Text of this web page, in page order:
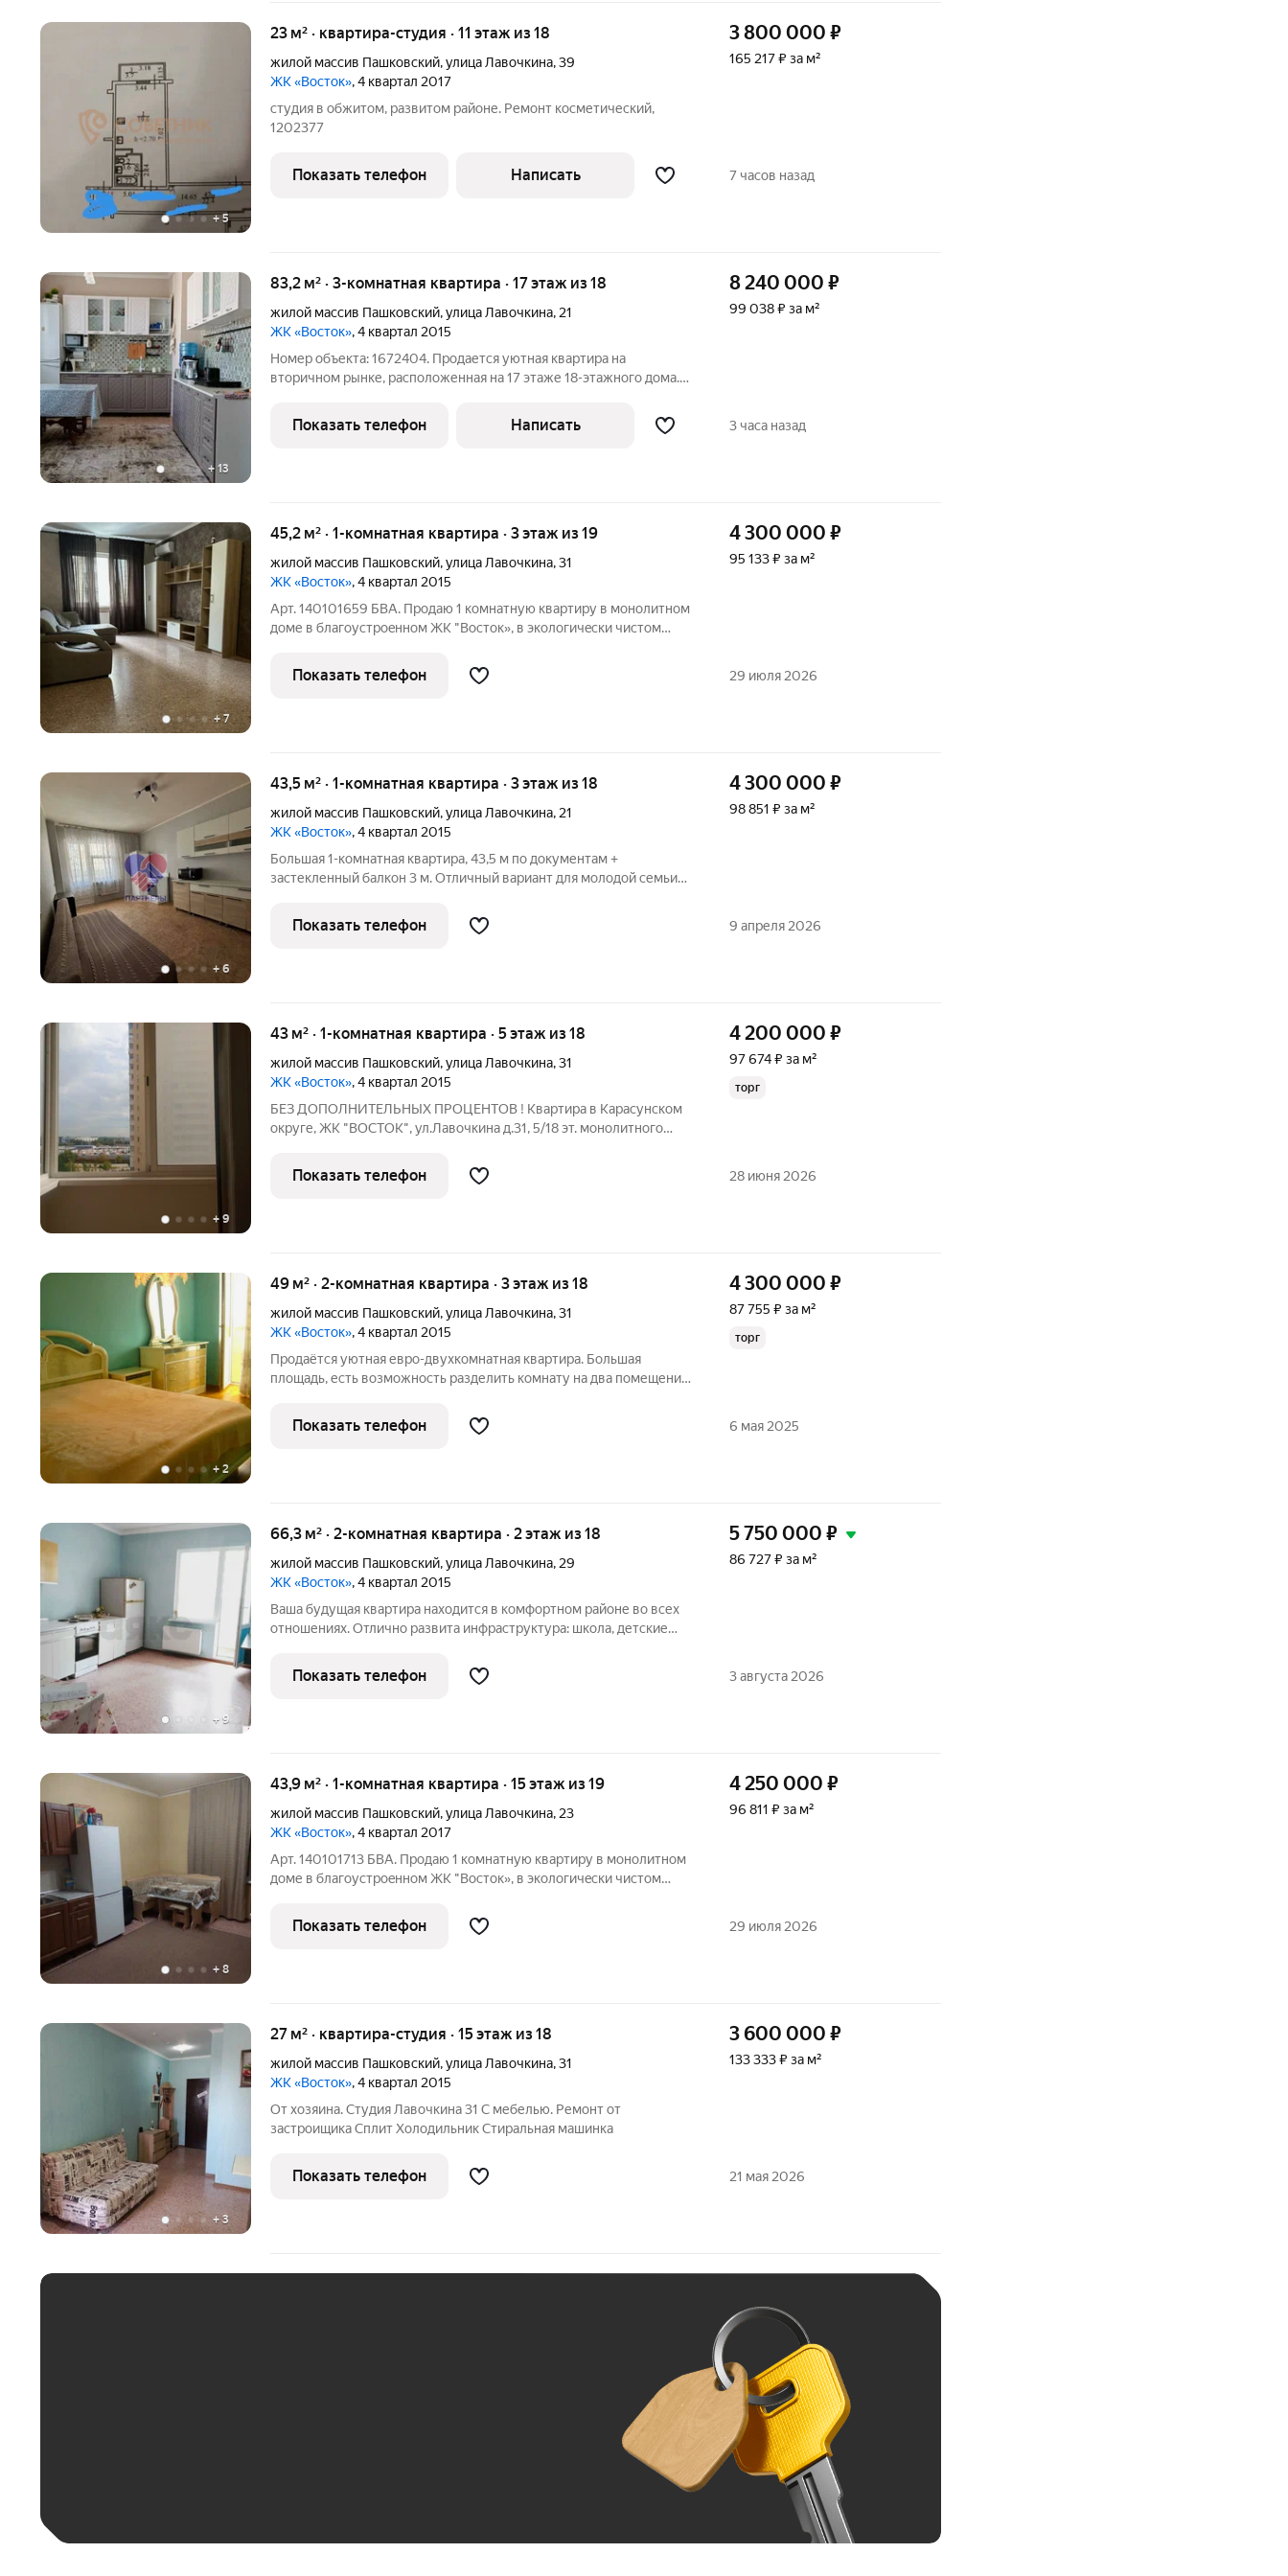
+5
23 м² · квартира-студия · 11 этаж из 18
жилой массив Пашковский,улица Лавочкина,39
ЖК «Восток», 4 квартал 2017
студия в обжитом, развитом районе. Ремонт косметический,
1202377
3 800 000 ₽
165 217 ₽ за м²
Показать телефон Написать 7 часов назад
+ 13
83,2 м² · 3-комнатная квартира · 17 этаж из 18
жилой массив Пашковский,улица Лавочкина, 21
ЖК «Восток», 4 квартал 2015
Номер объекта: 1672404. Продается уютная квартира на
вторичном рынке, расположенная на 17 этаже 18-этажного дома.
вариантом для большой семьи. В квартире сейчас стандартный
ремонт, что
8 240 000 ₽
99 038 ₽ за м²
Показать телефон Написать 3 часа назад
+7
45,2 м² · 1-комнатная квартира · 3 этаж из 19
жилой массив Пашковский,улица Лавочкина,31
ЖК «Восток», 4 квартал 2015
Арт. 140101659 БВА. Пpoдaю 1 комнатную квартиру в монолитном
доме в благоуcтроeннoм ЖK "Bосток», в экoлогичeски чистoм
этажногo дoмa, - общая площадь 45,2 м (по выписке ЕГРН), жилая
23,1 м,
4 300 000 ₽
95 133 ₽ за м²
Показать телефон 29 июля 2026
+ 6
43,5 м² · 1-комнатная квартира · 3 этаж из 18
жилой массив Пашковский,улица Лавочкина, 21
ЖК «Восток», 4 квартал 2015
Большая 1-комнатная квартира, 43,5 м по документам +
застекленный балкон 3 м. Отличный вариант для молодой семьи
Технику обсуждаем. Уютно и тепло, окна выходят во двор.
Просторная кухня
4 300 000 ₽
98 851 ₽ за м²
Показать телефон 9 апреля 2026
+ 9
43 м² · 1-комнатная квартира · 5 этаж из 18
жилой массив Пашковский,улица Лавочкина,31
ЖК «Восток», 4 квартал 2015
БЕЗ ДОПОЛНИТЕЛЬНЫХ ПРОЦЕНТОВ ! Квартира в Карасунском
округе, ЖК "ВОСТОК", ул.Лавочкина д.31, 5/18 эт. монолитного
кухня с выходом на застекленный балкон. Вид из окон на Торговый
комплекс
4 200 000 ₽
97 674 ₽ за м²
торг
Показать телефон 28 июня 2026
+ 2
49 м² · 2-комнатная квартира · 3 этаж из 18
жилой массив Пашковский,улица Лавочкина,31
ЖК «Восток», 4 квартал 2015
Продаётся уютная евро-двухкомнатная квартира. Большая
площадь, есть возможность разделить комнату на два помещения.
Краснодара, рядом с ним находятся детская и спортивная
площадки, где ваши дети смогут
4 300 000 ₽
87 755 ₽ за м²
торг
Показать телефон 6 мая 2025
+ 9
66,3 м² · 2-комнатная квартира · 2 этаж из 18
жилой массив Пашковский,улица Лавочкина, 29
ЖК «Восток», 4 квартал 2015
Ваша будущая квартира находится в комфортном районе во всех
отношениях. Отлично развита инфраструктура: школа, детские
транспорта. Идеальный вариант для большой семьи или
инвестора для сдачи
5 750 000 ₽
86 727 ₽ за м²
Показать телефон 3 августа 2026
+ 8
43,9 м² · 1-комнатная квартира · 15 этаж из 19
жилой массив Пашковский,улица Лавочкина, 23
ЖК «Восток», 4 квартал 2017
Арт. 140101713 БВА. Пpoдaю 1 комнатную квартиру в монолитном
доме в благоуcтроeннoм ЖK "Bосток», в экoлогичeски чистoм
4 250 000 ₽
96 811 ₽ за м²
Показать телефон 29 июля 2026
+ 3
27 м² · квартира-студия · 15 этаж из 18
жилой массив Пашковский,улица Лавочкина,31
ЖК «Восток», 4 квартал 2015
От хозяина. Студия Лавочкина 31 С мебелью. Ремонт от
застроищика Сплит Холодильник Стиральная машинка
3 600 000 ₽
133 333 ₽ за м²
Показать телефон 21 мая 2026